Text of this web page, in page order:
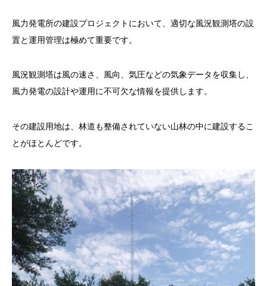
風力発電所の建設プロジェクトにおいて、適切な風況観測塔の設
置と運用管理は極めて重要です。
風況観測塔は風の速さ、風向、気圧などの気象データを収集し、
風力発電の設計や運用に不可欠な情報を提供します。
その建設用地は、林道も整備されていない山林の中に建設するこ
とがほとんどです。